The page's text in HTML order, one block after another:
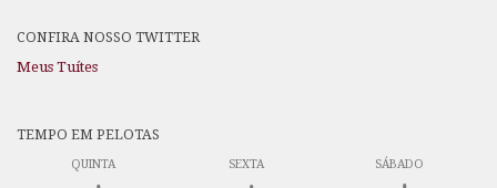
CONFIRA NOSSO TWITTER
Meus Tuítes
TEMPO EM PELOTAS
QUINTA SEXTA SÁBADO